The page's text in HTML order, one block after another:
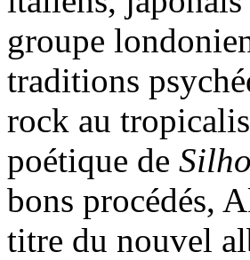
groupe
traditions
rock au
poétique de
bons procédés,
titre du nouvel